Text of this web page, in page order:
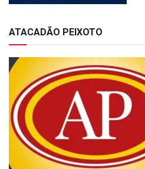
ATACADÃO PEIXOTO